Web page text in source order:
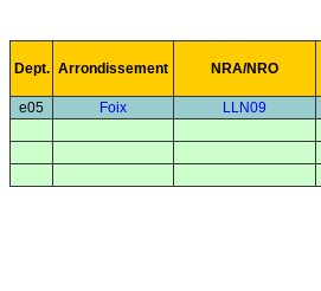
Dept. Arrondissement NRA/NRO
e05 Foix LLN09